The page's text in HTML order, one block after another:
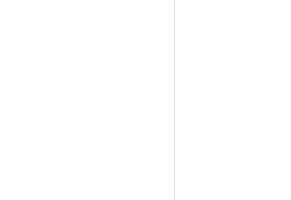
フロッグ・プ
天才少年ジミ
恋人にしては
アリス・イン